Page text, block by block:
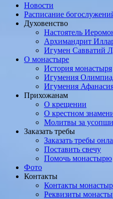
Новости
Расписание
Духовенство
Настоятель
Архимандрит
Игумен Савватий
О монастыре
История монастыря
Игумения
Игумения
Прихожанам
О крещении
О крестном
Молитвы за
Заказать требы
Заказать требы
Поставить свечу
Помочь монастырю
Фото
Контакты
Контакты
Реквизиты